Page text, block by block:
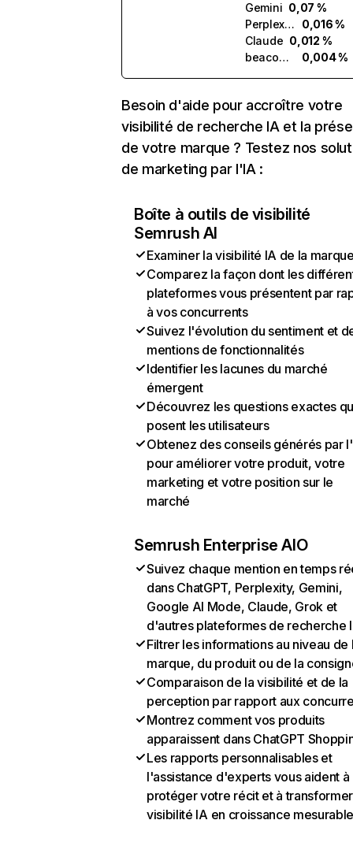
Gemini 0,07 %
Perplexity
0,016 %
Claude 0,012 %
beacons.ai
0,004 %
Besoin d'aide pour accroître votre
visibilité de recherche IA et la
de votre marque ? Testez nos
de marketing par l'IA :
Boîte à outils de visibilité
Semrush AI
Examiner la visibilité IA de la
Comparez la façon dont les
plateformes vous présentent par
à vos concurrents
Suivez l'évolution du sentiment et
mentions de fonctionnalités
Identifier les lacunes du marché
émergent
Découvrez les questions exactes
posent les utilisateurs
Obtenez des conseils générés par
pour améliorer votre produit, votre
marketing et votre position sur le
marché
Semrush Enterprise AIO
Suivez chaque mention en temps
dans ChatGPT, Perplexity, Gemini,
Google AI Mode, Claude, Grok et
d'autres plateformes de recherche
Filtrer les informations au niveau de
marque, du produit ou de la
Comparaison de la visibilité et de la
perception par rapport aux
Montrez comment vos produits
apparaissent dans ChatGPT
Les rapports personnalisables et
l'assistance d'experts vous aident à
protéger votre récit et à
visibilité IA en croissance